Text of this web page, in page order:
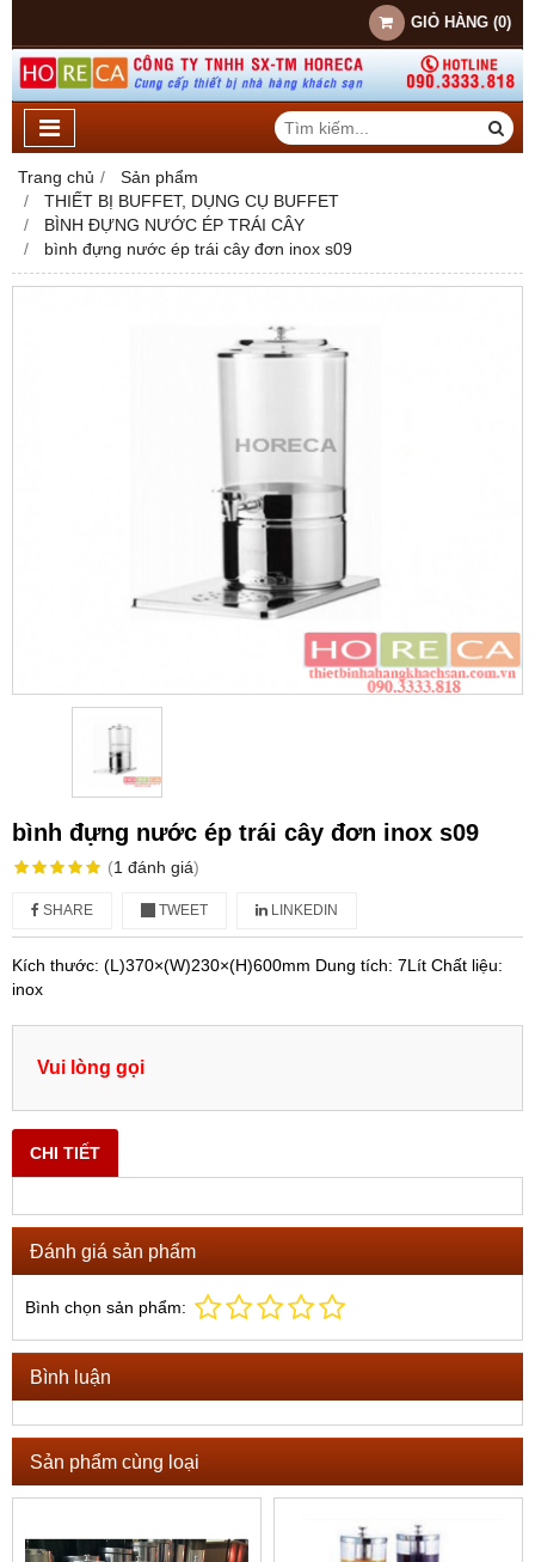
GIỎ HÀNG (0)
Trang chủ
Sản phẩm
THIẾT BỊ BUFFET, DỤNG CỤ BUFFET
BÌNH ĐỰNG NƯỚC ÉP TRÁI CÂY
bình đựng nước ép trái cây đơn inox s09
bình đựng nước ép trái cây đơn inox s09
(1 đánh giá)
SHARE TWEET LINKEDIN
Kích thước: (L)370×(W)230×(H)600mm Dung tích: 7Lít Chất liệu:
inox
Vui lòng gọi
CHI TIẾT
Đánh giá sản phẩm
Bình chọn sản phẩm:
Bình luận
Sản phẩm cùng loại